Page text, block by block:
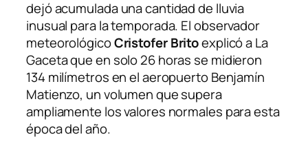
dejó acumulada una cantidad de lluvia
inusual para la temporada. El observador
meteorológicoCristofer Britoexplicó a La
Gaceta que en solo 26 horas se midieron
134 milímetros en el aeropuerto Benjamín
Matienzo, un volumen que supera
ampliamente los valores normales para esta
época del año.